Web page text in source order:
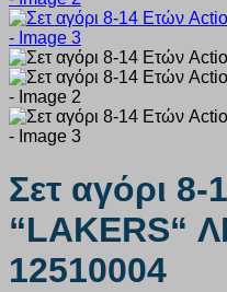
Σετ αγόρι
“LAKERS“
12510004